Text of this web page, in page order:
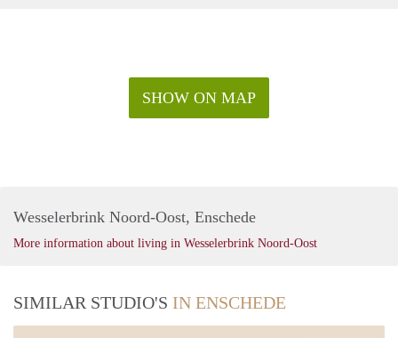
SHOW ON MAP
Wesselerbrink Noord-Oost, Enschede
More information about living in Wesselerbrink Noord-Oost
SIMILAR STUDIO'S IN ENSCHEDE